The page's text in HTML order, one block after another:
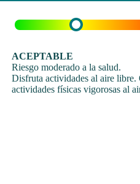
ACEPTABLE
Riesgo moderado a la salud.
Disfruta actividades al aire libre.
actividades físicas vigorosas al